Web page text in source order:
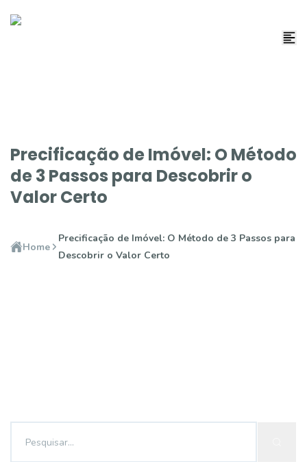
Precificação de Imóvel: O Método
de 3 Passos para Descobrir o
Valor Certo
Home
Precificação de Imóvel: O Método de 3 Passos para
Descobrir o Valor Certo